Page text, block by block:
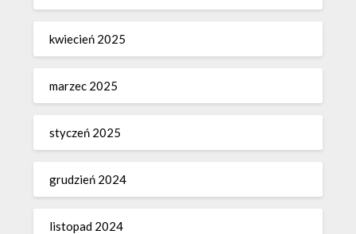
kwiecień 2025
marzec 2025
styczeń 2025
grudzień 2024
listopad 2024